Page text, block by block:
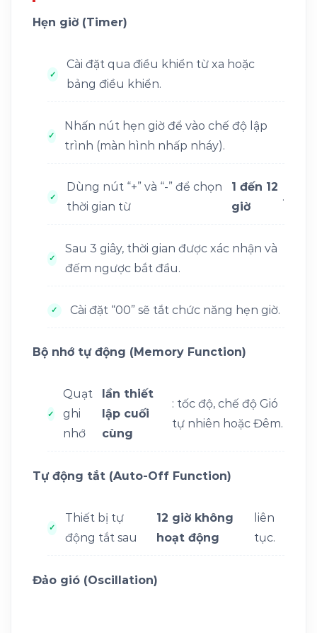
Hẹn giờ (Timer)
Cài đặt qua điều khiển từ xa hoặc
bảng điều khiển.
Nhấn nút hẹn giờ để vào chế độ lập
trình (màn hình nhấp nháy).
Dùng nút “+” và “-” để chọn
thời gian từ
1 đến 12
giờ
.
Sau 3 giây, thời gian được xác nhận và
đếm ngược bắt đầu.
Cài đặt “00” sẽ tắt chức năng hẹn giờ.
Bộ nhớ tự động (Memory Function)
Quạt
ghi
nhớ
lần thiết
lập cuối
cùng
: tốc độ, chế độ Gió
tự nhiên hoặc Đêm.
Tự động tắt (Auto-Off Function)
Thiết bị tự
động tắt sau
12 giờ không
hoạt động
liên
tục.
Đảo gió (Oscillation)